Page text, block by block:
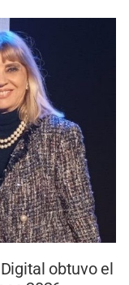
obtuvo el